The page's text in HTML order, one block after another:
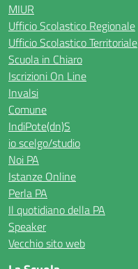
MIUR
Ufficio Scolastico Regionale
Ufficio Scolastico Territoriale
Scuola in Chiaro
Iscrizioni On Line
Invalsi
Comune
IndiPote(dn)S
io scelgo/studio
Noi PA
Istanze Online
Perla PA
Il quotidiano della PA
Speaker
Vecchio sito web